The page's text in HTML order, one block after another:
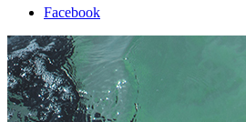
Facebook